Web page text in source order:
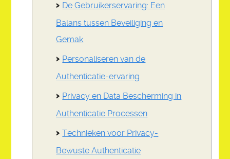
CF 303-CRAFTS & FURNISHINGS
CL 202-COMMUNICATIONS & LOGISTICS
HPS 707-HEALTH & PUBLIC SAFETY
PA 808-PERFORMING ARTS
De Gebruikerservaring: Een
Balans tussen Beveiliging en
Gemak
Personaliseren van de
Authenticatie-ervaring
Privacy en Data Bescherming in
Authenticatie Processen
Technieken voor Privacy-
Bewuste Authenticatie